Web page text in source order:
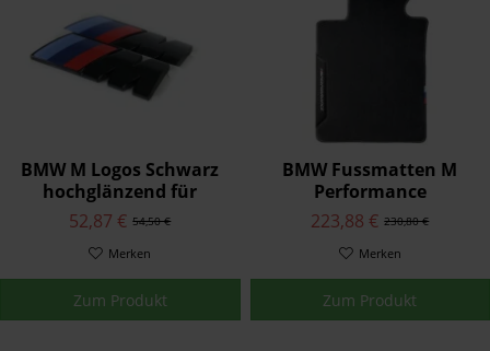
BMW M Logos Schwarz
hochglänzend für
Kotflügel
54,50 €
52,87 €
Merken
Zum Produkt
BMW Fussmatten M
Performance
230,80 €
223,88 €
Merken
Zum Produkt